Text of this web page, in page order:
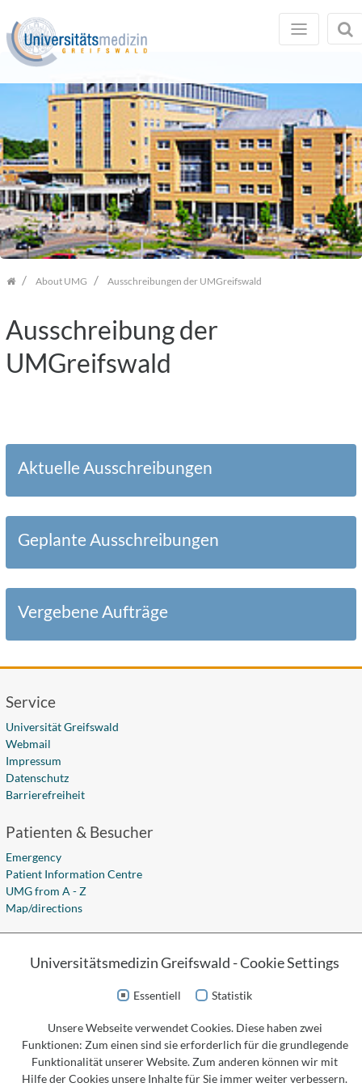
Skip
navigation
HomeAbout UMG Ausschreibungen der UMGreifswald
Ausschreibung der
UMGreifswald
Aktuelle Ausschreibungen
Geplante Ausschreibungen
Vergebene Aufträge
Service
Universität Greifswald
Webmail
Impressum
Datenschutz
Barrierefreiheit
Patienten & Besucher
Emergency
Patient Information Centre
UMG from A - Z
Map/directions
Career Opportunities
Fort- und Weiterbildung
Social Media
Universitätsmedizin Greifswald - Cookie Settings
Essentiell Statistik
Unsere Webseite verwendet Cookies. Diese haben zwei
Funktionen: Zum einen sind sie erforderlich für die grundlegende
Funktionalität unserer Website. Zum anderen können wir mit
Hilfe der Cookies unsere Inhalte für Sie immer weiter verbessern.